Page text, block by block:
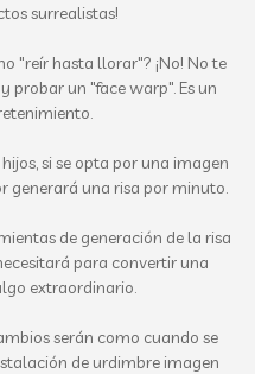
surrealistas!
"reír hasta llorar"? ¡No! No te
probar un "face warp". Es un
si se opta por una imagen
generará una risa por minuto.
de generación de la risa
para convertir una
extraordinario.
serán como cuando se
de urdimbre imagen